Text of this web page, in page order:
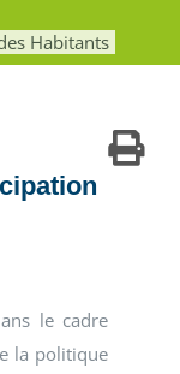
Habitants
le cadre
la politique